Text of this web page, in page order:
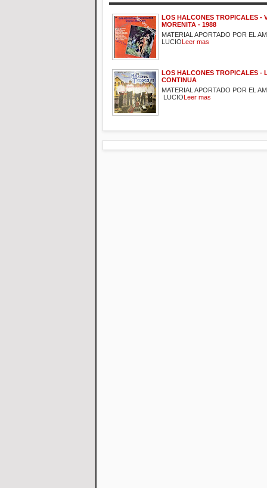
LOS HALCONES TROPICALES -
MORENITA - 1988
MATERIAL APORTADO POR EL
LUCIOLeer mas
LOS HALCONES TROPICALES -
CONTINUA
MATERIAL APORTADO POR EL
LUCIOLeer mas